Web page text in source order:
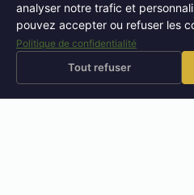
Copyright © 2026 Bijoux Pierres
Authentiques Minéraux -
analyser notre trafic et
pouvez accepter ou refuser les
Politique de confidentialité
Tout refuser